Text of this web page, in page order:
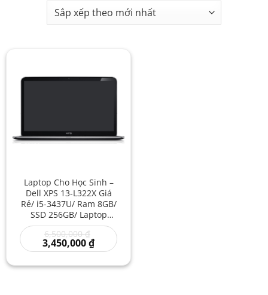
Laptop Cho Học Sinh –
Dell XPS 13-L322X Giá
Rẻ/ i5-3437U/ Ram 8GB/
SSD 256GB/ Laptop
Dưới 10 Triệu/ Laptop
XPS Giá Rẻ
6,500,000₫
gốc
là:
3,450,000₫Giá
hiện
là: